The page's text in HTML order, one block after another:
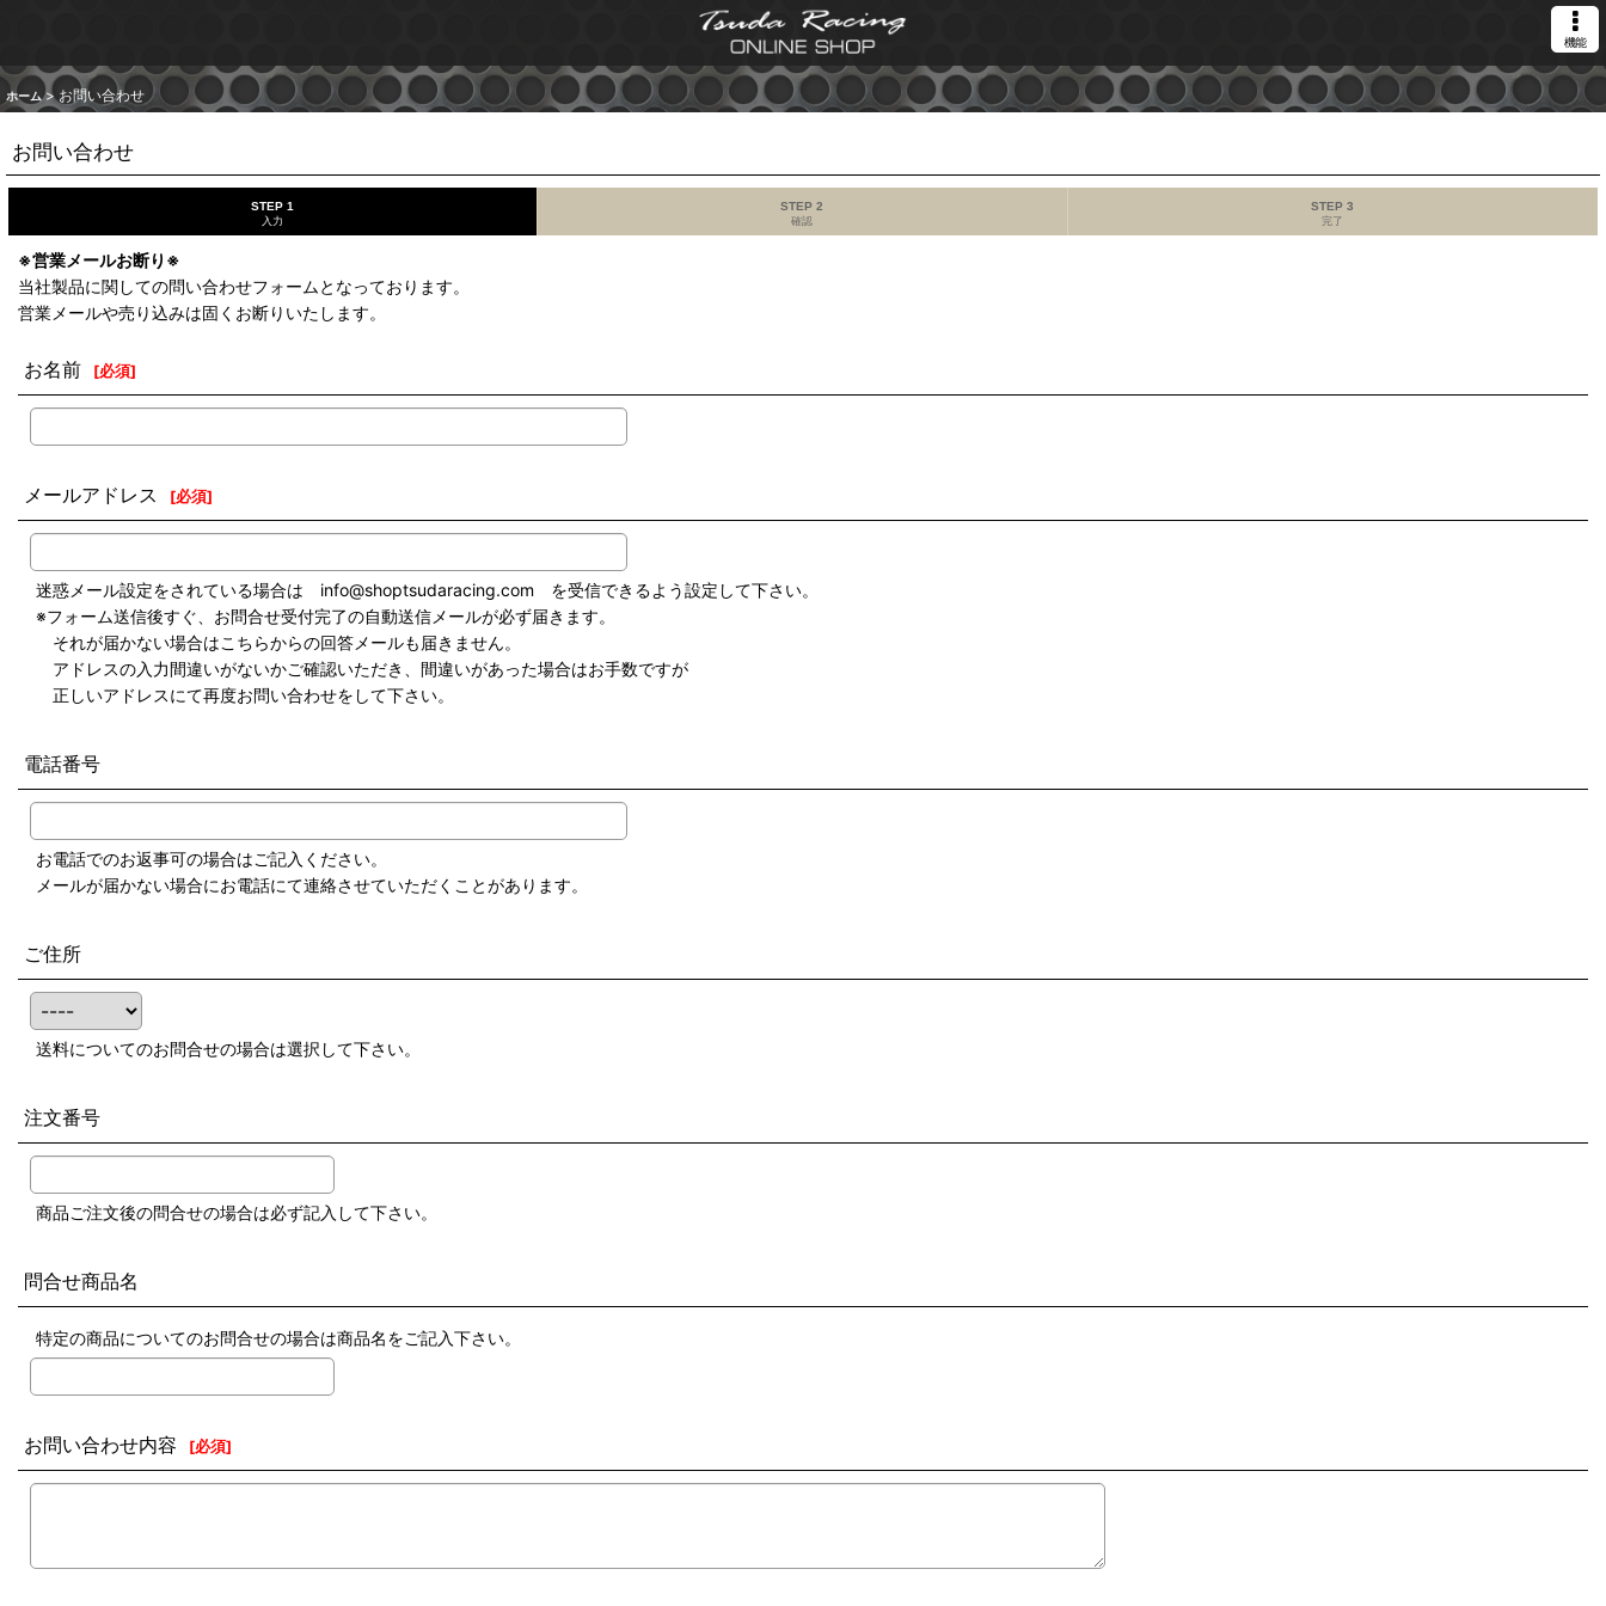
機能
ホーム > お問い合わせ
お問い合わせ
STEP 1
入力
STEP 2
確認
STEP 3
完了
※営業メールお断り※
当社製品に関しての問い合わせフォームとなっております。
営業メールや売り込みは固くお断りいたします。
お名前 [必須]
メールアドレス [必須]
迷惑メール設定をされている場合は info@shoptsudaracing.com を受信できるよう設定して下さい。
※フォーム送信後すぐ、お問合せ受付完了の自動送信メールが必ず届きます。
それが届かない場合はこちらからの回答メールも届きません。
アドレスの入力間違いがないかご確認いただき、間違いがあった場合はお手数ですが
正しいアドレスにて再度お問い合わせをして下さい。
電話番号
お電話でのお返事可の場合はご記入ください。
メールが届かない場合にお電話にて連絡させていただくことがあります。
ご住所
送料についてのお問合せの場合は選択して下さい。
注文番号
商品ご注文後の問合せの場合は必ず記入して下さい。
問合せ商品名
特定の商品についてのお問合せの場合は商品名をご記入下さい。
お問い合わせ内容 [必須]